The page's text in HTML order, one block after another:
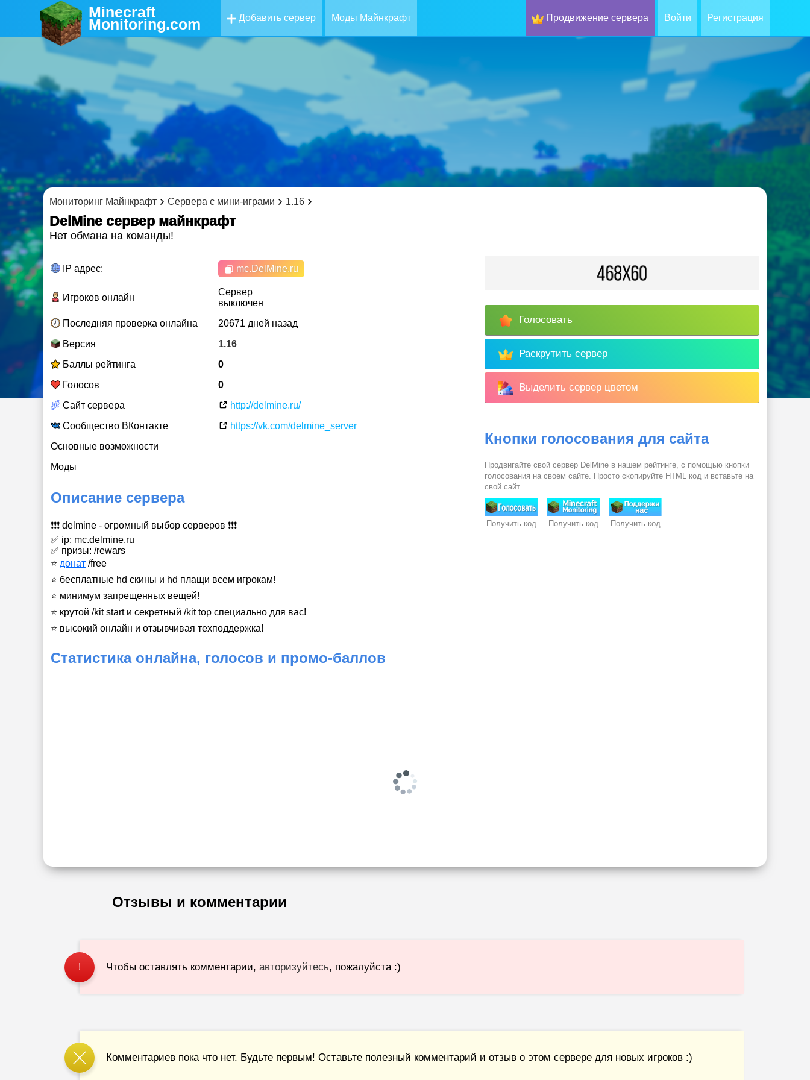
Minecraft
Monitoring.com Добавить сервер Моды Майнкрафт Продвижение сервера Войти Регистрация
Мониторинг Майнкрафт Сервера с мини-играми 1.16
DelMine cервер майнкрафт
Нет обмана на команды!
IP адрес: mc.DelMine.ru
Игроков онлайн
Сервер
выключен
Последняя проверка онлайна
20671 дней назад
Версия
1.16
Баллы рейтинга
0
Голосов
0
Сайт сервера
http://delmine.ru/
Сообщество ВКонтакте
https://vk.com/delmine_server
Основные возможности
Моды
Описание сервера
❗❗❗ delmine - огромный выбор серверов ❗❗❗
✅ ip: mc.delmine.ru
✅ призы: /rewars
⭐ донат /free
⭐ бесплатные hd скины и hd плащи всем игрокам!
⭐ минимум запрещенных вещей!
⭐ крутой /kit start и секретный /kit top специально для вас!
⭐ высокий онлайн и отзывчивая техподдержка!
Статистика онлайна, голосов и промо-баллов
Голосовать
Раскрутить сервер
Выделить сервер цветом
Кнопки голосования для сайта
Продвигайте свой сервер DelMine в нашем рейтинге, с помощью кнопки
голосования на своем сайте. Просто скопируйте HTML код и вставьте на
свой сайт.
Получить код Получить код Получить код
Отзывы и комментарии
! Чтобы оставлять комментарии,авторизуйтесь, пожалуйста :)
Комментариев пока что нет. Будьте первым! Оставьте полезный комментарий и отзыв о этом сервере для новых игроков :)